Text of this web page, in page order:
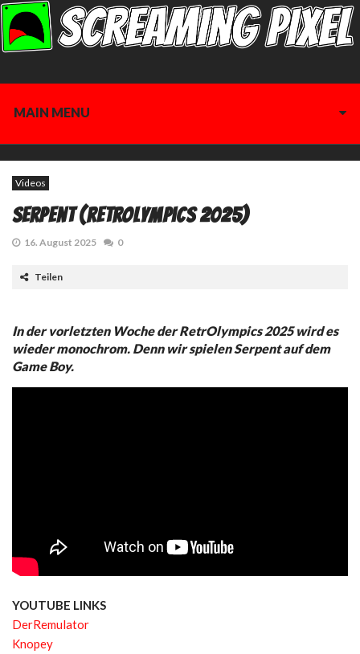
MAIN MENU
Videos
Serpent (RetrOlympics 2025)
16. August 2025 0
Teilen
In der vorletzten Woche der RetrOlympics 2025 wird es
wieder monochrom. Denn wir spielen Serpent auf dem
Game Boy.
YOUTUBE LINKS
DerRemulator
Knopey